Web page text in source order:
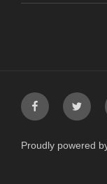
FacebookTwitter
Proudly powered